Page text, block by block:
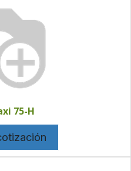
75-H